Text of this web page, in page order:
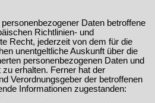
Daten betroffene
Richtlinien- und
Recht, jederzeit von dem für die
unentgeltliche Auskunft über die
personenbezogenen Daten und
erhalten. Ferner hat der
Verordnungsgeber der betroffenen
Informationen zugestanden: